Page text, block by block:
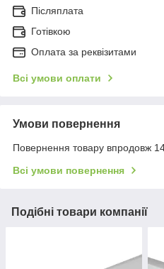
Післяплата
Готівкою
Оплата за реквізитами
Всі умови оплати
Умови повернення
Повернення товару впродовж
Всі умови повернення
Подібні товари компанії